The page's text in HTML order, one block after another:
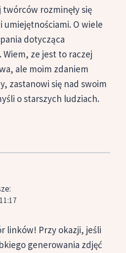
rozminęły się
umiejętnościami. O wiele
dotycząca
Wiem, ze jest to raczej
ale moim zdaniem
zastanowi się nad swoim
o starszych ludziach.
linków! Przy okazji, jeśli
generowania zdjęć